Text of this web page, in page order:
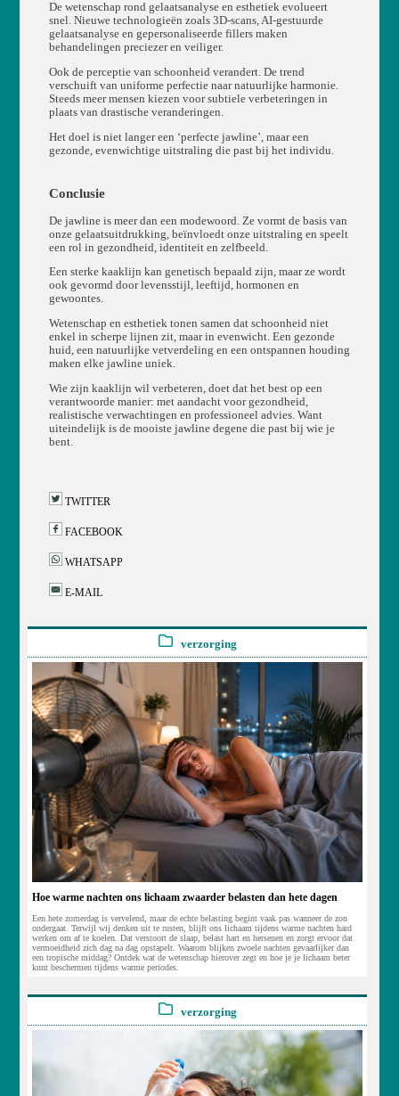
De wetenschap rond gelaatsanalyse en esthetiek evolueert
snel. Nieuwe technologieën zoals 3D-scans, AI-gestuurde
gelaatsanalyse en gepersonaliseerde fillers maken
behandelingen preciezer en veiliger.
Ook de perceptie van schoonheid verandert. De trend
verschuift van uniforme perfectie naar natuurlijke harmonie.
Steeds meer mensen kiezen voor subtiele verbeteringen in
plaats van drastische veranderingen.
Het doel is niet langer een ‘perfecte jawline’, maar een
gezonde, evenwichtige uitstraling die past bij het individu.
Conclusie
De jawline is meer dan een modewoord. Ze vormt de basis van
onze gelaatsuitdrukking, beïnvloedt onze uitstraling en speelt
een rol in gezondheid, identiteit en zelfbeeld.
Een sterke kaaklijn kan genetisch bepaald zijn, maar ze wordt
ook gevormd door levensstijl, leeftijd, hormonen en
gewoontes.
Wetenschap en esthetiek tonen samen dat schoonheid niet
enkel in scherpe lijnen zit, maar in evenwicht. Een gezonde
huid, een natuurlijke vetverdeling en een ontspannen houding
maken elke jawline uniek.
Wie zijn kaaklijn wil verbeteren, doet dat het best op een
verantwoorde manier: met aandacht voor gezondheid,
realistische verwachtingen en professioneel advies. Want
uiteindelijk is de mooiste jawline degene die past bij wie je
bent.
TWITTER
FACEBOOK
WHATSAPP
E-MAIL
verzorging
Hoe warme nachten ons lichaam zwaarder belasten dan hete dagen
Een hete zomerdag is vervelend, maar de echte belasting begint vaak pas wanneer de zon
ondergaat. Terwijl wij denken uit te rusten, blijft ons lichaam tijdens warme nachten hard
werken om af te koelen. Dat verstoort de slaap, belast hart en hersenen en zorgt ervoor dat
vermoeidheid zich dag na dag opstapelt. Waarom blijken zwoele nachten gevaarlijker dan
een tropische middag? Ontdek wat de wetenschap hierover zegt en hoe je je lichaam beter
kunt beschermen tijdens warme periodes.
verzorging